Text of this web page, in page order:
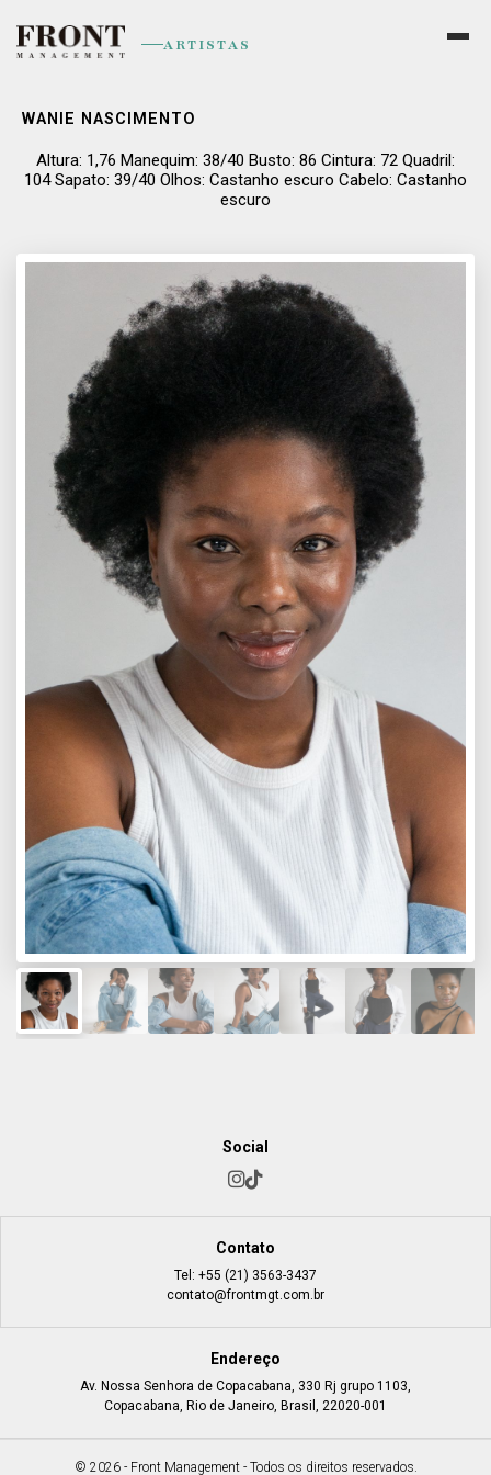
ARTISTAS
WANIE NASCIMENTO
Altura: 1,76 Manequim: 38/40 Busto: 86 Cintura: 72 Quadril:
104 Sapato: 39/40 Olhos: Castanho escuro Cabelo: Castanho
escuro
Social
Contato
Tel: +55 (21) 3563-3437
contato@frontmgt.com.br
Endereço
Av. Nossa Senhora de Copacabana, 330 Rj grupo 1103,
Copacabana, Rio de Janeiro, Brasil, 22020-001
© 2026 - Front Management - Todos os direitos reservados.